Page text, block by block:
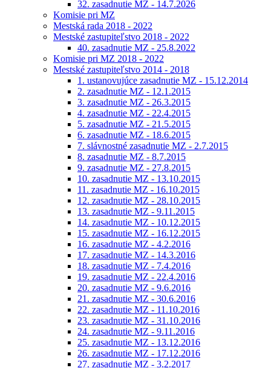
32. zasadnutie MZ - 14.7.2026
Komisie pri MZ
Mestská rada 2018 - 2022
Mestské zastupiteľstvo 2018 - 2022
40. zasadnutie MZ - 25.8.2022
Komisie pri MZ 2018 - 2022
Mestské zastupiteľstvo 2014 - 2018
1. ustanovujúce zasadnutie MZ - 15.12.2014
2. zasadnutie MZ - 12.1.2015
3. zasadnutie MZ - 26.3.2015
4. zasadnutie MZ - 22.4.2015
5. zasadnutie MZ - 21.5.2015
6. zasadnutie MZ - 18.6.2015
7. slávnostné zasadnutie MZ - 2.7.2015
8. zasadnutie MZ - 8.7.2015
9. zasadnutie MZ - 27.8.2015
10. zasadnutie MZ - 13.10.2015
11. zasadnutie MZ - 16.10.2015
12. zasadnutie MZ - 28.10.2015
13. zasadnutie MZ - 9.11.2015
14. zasadnutie MZ - 10.12.2015
15. zasadnutie MZ - 16.12.2015
16. zasadnutie MZ - 4.2.2016
17. zasadnutie MZ - 14.3.2016
18. zasadnutie MZ - 7.4.2016
19. zasadnutie MZ - 22.4.2016
20. zasadnutie MZ - 9.6.2016
21. zasadnutie MZ - 30.6.2016
22. zasadnutie MZ - 11.10.2016
23. zasadnutie MZ - 31.10.2016
24. zasadnutie MZ - 9.11.2016
25. zasadnutie MZ - 13.12.2016
26. zasadnutie MZ - 17.12.2016
27. zasadnutie MZ - 3.2.2017